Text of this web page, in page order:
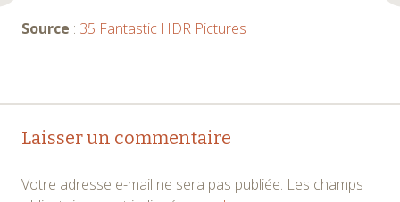
Source : 35 Fantastic HDR Pictures
Navigation
Laisser un commentaire
Votre adresse e-mail ne sera pas publiée. Les champs